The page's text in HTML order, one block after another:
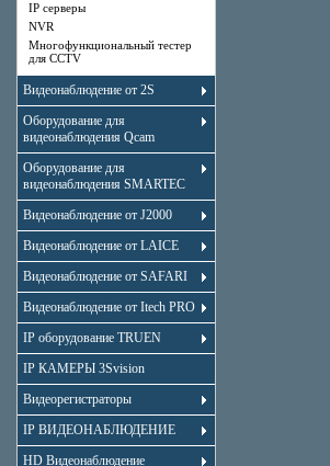
IP серверы
NVR
Многофункциональный тестер
для CCTV
Видеонаблюдение от 2S
Оборудование для
видеонаблюдения Qcam
Оборудование для
видеонаблюдения SMARTEC
Видеонаблюдение от J2000
Видеонаблюдение от LAICE
Видеонаблюдение от SAFARI
Видеонаблюдение от Itech PRO
IP оборудование TRUEN
IP КАМЕРЫ 3Svision
Видеорегистраторы
IP ВИДЕОНАБЛЮДЕНИЕ
HD Видеонаблюдение